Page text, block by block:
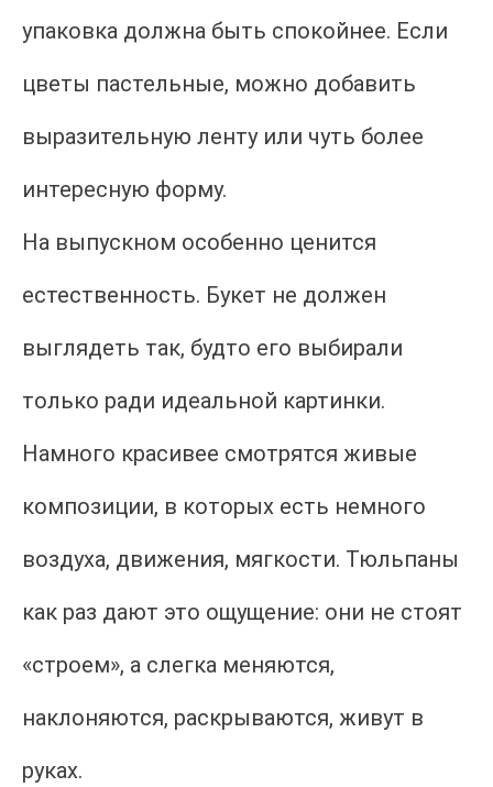
упаковка должна быть спокойнее. Если
цветы пастельные, можно добавить
выразительную ленту или чуть более
интересную форму.
На выпускном особенно ценится
естественность. Букет не должен
выглядеть так, будто его выбирали
только ради идеальной картинки.
Намного красивее смотрятся живые
композиции, в которых есть немного
воздуха, движения, мягкости. Тюльпаны
как раз дают это ощущение: они не стоят
«строем», а слегка меняются,
наклоняются, раскрываются, живут в
руках.